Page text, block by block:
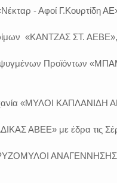
- Αφοί Γ.Κουρτίδη
«ΚΑΝΤΖΑΣ ΣΤ. ΑΕΒΕ»,
Προϊόντων
«ΜΥΛΟΙ ΚΑΠΛΑΝΙΔΗ
ΑΒΕΕ» με έδρα τις